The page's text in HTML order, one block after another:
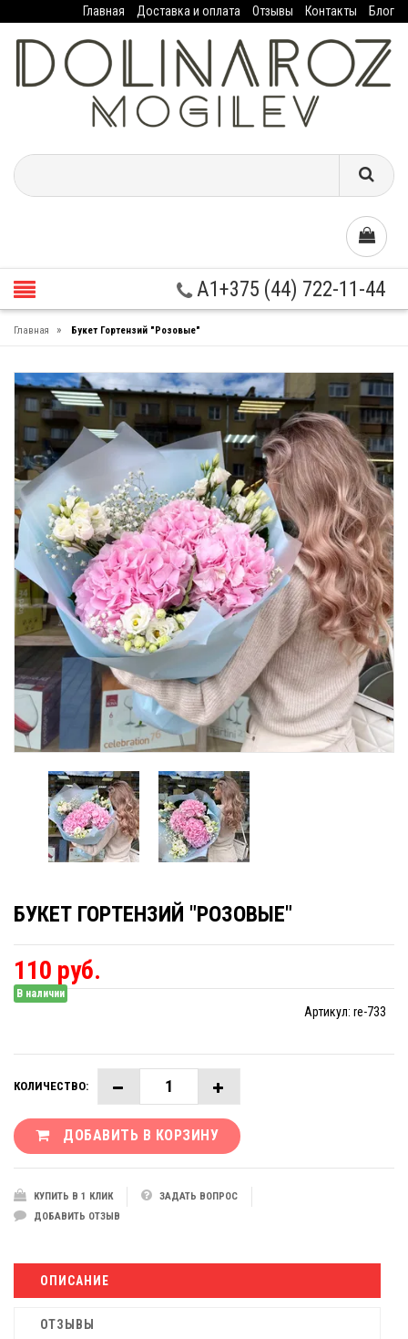
Главная Доставка и оплата Отзывы Контакты Блог
A1+375 (44) 722-11-44
Главная » Букет Гортензий "Розовые"
БУКЕТ ГОРТЕНЗИЙ "РОЗОВЫЕ"
110 руб.
В наличии
Артикул: re-733
КОЛИЧЕСТВО:
ДОБАВИТЬ В КОРЗИНУ
КУПИТЬ В 1 КЛИК
ЗАДАТЬ ВОПРОС
ДОБАВИТЬ ОТЗЫВ
ОПИСАНИЕ
ОТЗЫВЫ